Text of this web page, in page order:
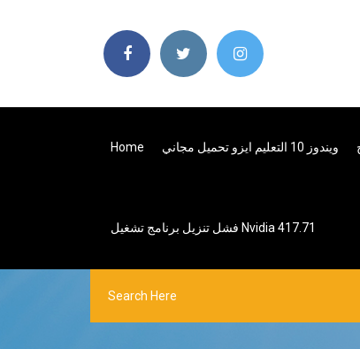
Home ويندوز 10 التعليم ايزو تحميل مجاني
فشل تنزيل برنامج تشغيل Nvidia 417.71